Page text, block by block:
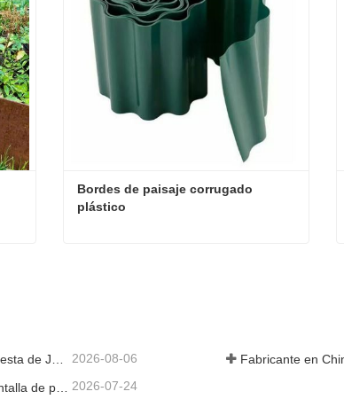
Bordes de paisaje corrugado
plástico
Invitación Oficial: Visítenos en la Fiesta de Jardín al Estilo Británico GLEE 2026 2026-08-06
2026-07-24